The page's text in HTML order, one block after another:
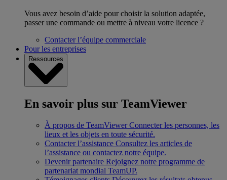
Vous avez besoin d’aide pour choisir la solution adaptée,
passer une commande ou mettre à niveau votre licence ?
Contacter l’équipe commerciale
Pour les entreprises
Ressources
En savoir plus sur TeamViewer
À propos de TeamViewer Connecter les personnes, les
lieux et les objets en toute sécurité.
Contacter l’assistance Consultez les articles de
l’assistance ou contactez notre équipe.
Devenir partenaire Rejoignez notre programme de
partenariat mondial TeamUP.